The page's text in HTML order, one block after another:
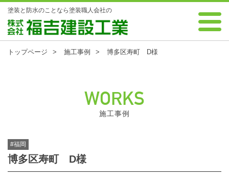
塗装と防水のことなら塗装職人会社の
0120-88-7343 受付時間 8:00～18:00 年中無休
トップページ 施工事例 博多区寿町 D様
WORKS
施工事例
#福岡
博多区寿町 D様